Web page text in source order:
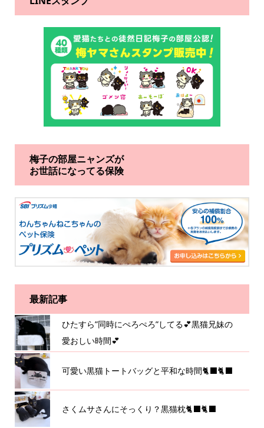
梅子の部屋ニャンズが
お世話になってる保険
最新記事
ひたすら”同時にぺろぺろ”してる💕黒猫兄妹の
愛おしい時間💕
可愛い黒猫トートバッグと平和な時間🐈‍⬛🐈‍⬛
さくムサさんにそっくり？黒猫枕🐈‍⬛🐈‍⬛